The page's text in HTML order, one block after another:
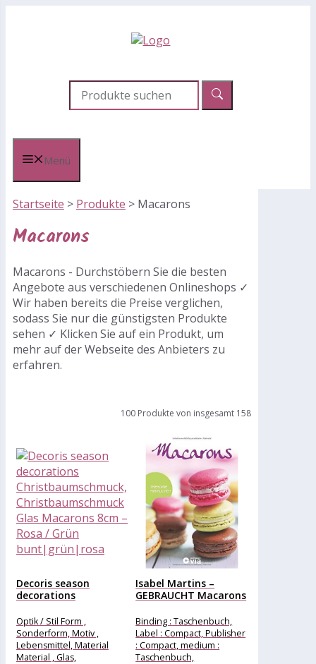
Menü
Startseite > Produkte > Macarons
Macarons
Macarons - Durchstöbern Sie die besten
Angebote aus verschiedenen Onlineshops ✓
Wir haben bereits die Preise verglichen,
sodass Sie nur die günstigsten Produkte
sehen ✓ Klicken Sie auf ein Produkt, um
mehr auf der Webseite des Anbieters zu
erfahren.
100 Produkte von insgesamt 158
Decoris season
decorations
Christbaumschmuck
Glas Macarons...
Optik / Stil Form ,
Sonderform, Motiv ,
Lebensmittel, Material
Material , Glas,
Isabel Martins –
GEBRAUCHT Macarons
Binding : Taschenbuch,
Label : Compact, Publisher
: Compact, medium :
Taschenbuch,